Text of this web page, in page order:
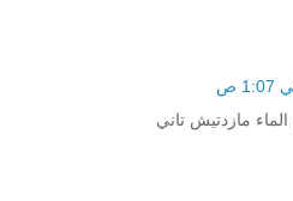
مازدتيش تاني